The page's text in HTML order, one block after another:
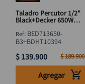
Taladro Percutor 1/2"
Black+Decker 650W
: BED713650-
B3+BDHT10394
$ 139.900 $189.900
Agregar